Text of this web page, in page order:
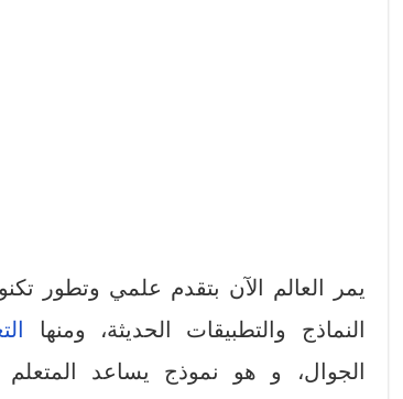
يمر العالم الآن بتقدم علمي وتطور
النماذج والتطبيقات الحديثة، ومنها
الجوال، و هو نموذج يساعد المتعلم